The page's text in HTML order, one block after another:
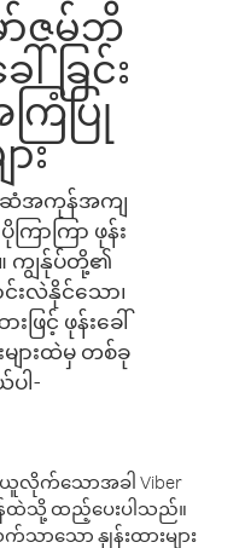
ာ်ဇမ်ဘိ
ခြင်း
ြံပြု
း
ဆံအကုန်အကျ
ကြာကြာ ဖုန်း
။ ကျွန်ုပ်တို့၏
းလဲနိုင်သော၊
ြင့် ဖုန်းခေါ်
ားထဲမှ တစ်ခု
ပါ-
က်သောအခါ Viber
ထဲသို့ ထည့်ပေးပါသည်။
ာသော နှုန်းထားများ